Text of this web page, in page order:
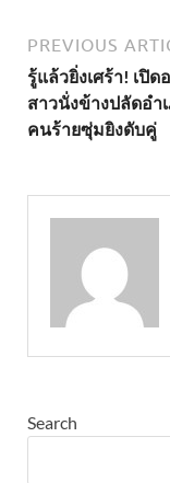
PREVIOUS
รู้แล้วยิ่งเศร้า! เปิด
สาวนั่งข้างปลัดอำ
คนร้ายซุ่มยิงดับคู่
Search